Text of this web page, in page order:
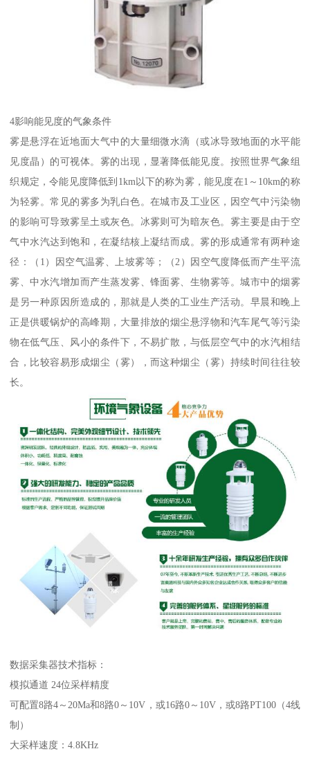
4影响能见度的气象条件
雾是悬浮在近地面大气中的大量细微水滴（或冰导致地面的水平能
见度晶）的可视体。雾的出现，显著降低能见度。按照世界气象组
织规定，令能见度降低到1km以下的称为雾，能见度在1～10km的称
为轻雾。常见的雾多为乳白色。在城市及工业区，因空气中污染物
的影响可导致雾呈土或灰色。冰雾则可为暗灰色。雾主要是由于空
气中水汽达到饱和，在凝结核上凝结而成。雾的形成通常有两种途
径：（1）因空气温雾、上坡雾等；（2）因空气度降低而产生平流
雾、中水汽增加而产生蒸发雾、锋面雾、生物雾等。城市中的烟雾
是另一种原因所造成的，那就是人类的工业生产活动。早晨和晚上
正是供暖锅炉的高峰期，大量排放的烟尘悬浮物和汽车尾气等污染
物在低气压、风小的条件下，不易扩散，与低层空气中的水汽相结
合，比较容易形成烟尘（雾），而这种烟尘（雾）持续时间往往较
长。
数据采集器技术指标：
模拟通道 24位采样精度
可配置8路4～20Ma和8路0～10V，或16路0～10V，或8路PT100（4线
制）
大采样速度：4.8KHz